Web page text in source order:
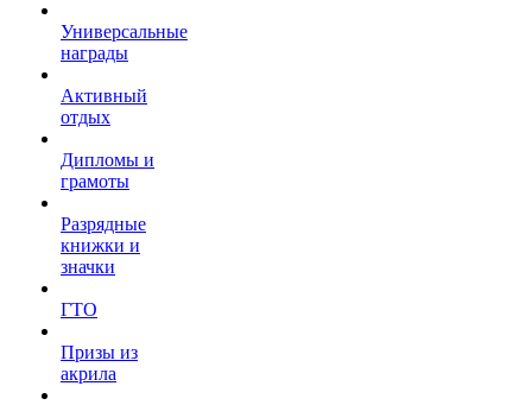
Универсальные
награды
Активный
отдых
Дипломы и
грамоты
Разрядные
книжки и
значки
ГТО
Призы из
акрила